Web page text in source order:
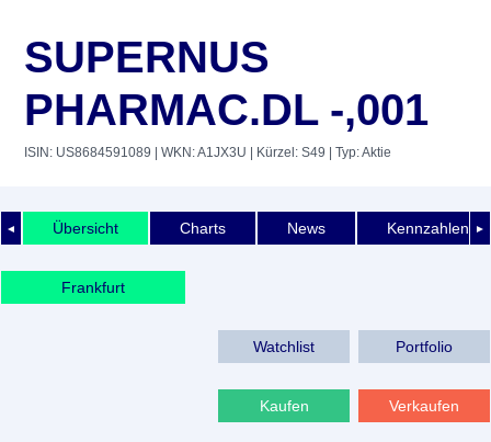
SUPERNUS
PHARMAC.DL -,001
ISIN: US8684591089 | WKN: A1JX3U | Kürzel: S49 | Typ: Aktie
◄ ►
Übersicht Charts News Kennzahlen
Frankfurt
Watchlist Portfolio
Kaufen Verkaufen